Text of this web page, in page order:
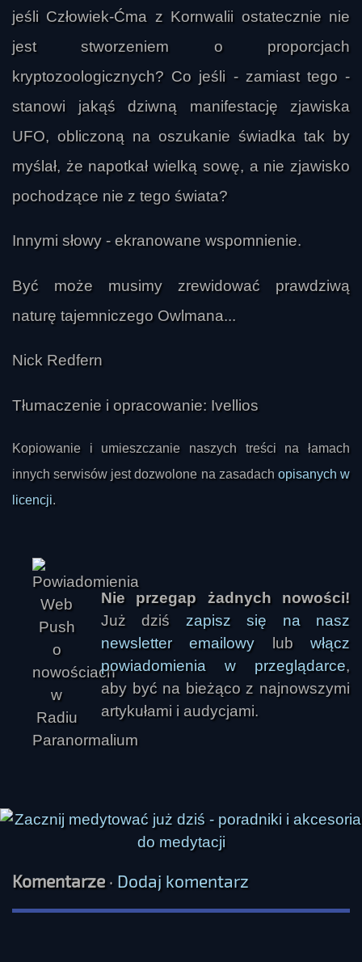
jeśli Człowiek-Ćma z Kornwalii ostatecznie nie
jest stworzeniem o proporcjach
kryptozoologicznych? Co jeśli - zamiast tego -
stanowi jakąś dziwną manifestację zjawiska
UFO, obliczoną na oszukanie świadka tak by
myślał, że napotkał wielką sowę, a nie zjawisko
pochodzące nie z tego świata?
Innymi słowy - ekranowane wspomnienie.
Być może musimy zrewidować prawdziwą
naturę tajemniczego Owlmana...
Nick Redfern
Tłumaczenie i opracowanie: Ivellios
Kopiowanie i umieszczanie naszych treści na łamach
innych serwisów jest dozwolone na zasadach opisanych w
licencji.
Nie przegap żadnych nowości!
Już dziś zapisz się na nasz
newsletter emailowy lubwłącz
powiadomienia w przeglądarce,
aby być na bieżąco z najnowszymi
artykułami i audycjami.
Komentarze· Dodaj komentarz